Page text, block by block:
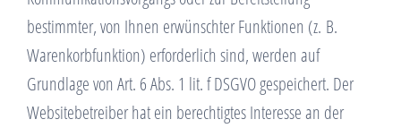
bestimmter, von Ihnen erwünschter Funktionen (z. B.
Warenkorbfunktion) erforderlich sind, werden auf
Grundlage von Art. 6 Abs. 1 lit. f DSGVO gespeichert. Der
Websitebetreiber hat ein berechtigtes Interesse an der